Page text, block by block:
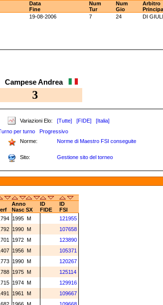
Data
Fine
Num
Tur
Num
Gio
Arbitro
19-08-2006 7 24
DI
Campese Andrea
3
Variazioni Elo: [Tutte] [FIDE]
[Italia]
per turno
Progressivo
Norme: Norme di Maestro FSI conseguite
Sito: Gestione sito del torneo
Anno ID
ID
Nasc SX FIDE
FSI
1995 M
121955
1990 M
107658
1972 M
123890
1956 M
105371
1990 M
120267
1975 M
125114
1974 M
129916
1961 M
109667